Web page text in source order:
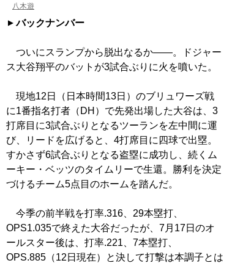
八木遊
バックナンバー
ついにスランプから脱出なるか——。ドジャー
ス大谷翔平のバットが3試合ぶりに火を噴いた。
現地12日（日本時間13日）のブリュワーズ戦
に1番指名打者（DH）で先発出場した大谷は、3
打席目に3試合ぶりとなるツーランを左中間に運
び、リードを広げると、4打席目に四球で出塁。
すかさず6試合ぶりとなる盗塁に成功し、続くム
ーキー・ベッツのタイムリーで生還。勝利を決定
づけるチーム5点目のホームを踏んだ。
今季の前半戦を打率.316、29本塁打、
OPS1.035で終えた大谷だったが、7月17日のオ
ールスター後は、打率.221、7本塁打、
OPS.885（12日現在）と決して打撃は本調子とは